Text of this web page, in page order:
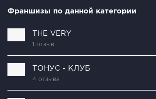
Франшизы по данной категории
THE VERY
1 отзыв
ТОНУС - КЛУБ
4 отзыва